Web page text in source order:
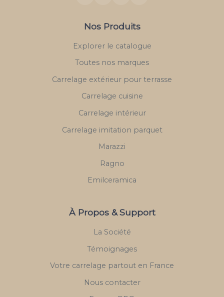
Nos Produits
Explorer le catalogue
Toutes nos marques
Carrelage extérieur pour terrasse
Carrelage cuisine
Carrelage intérieur
Carrelage imitation parquet
Marazzi
Ragno
Emilceramica
À Propos & Support
La Société
Témoignages
Votre carrelage partout en France
Nous contacter